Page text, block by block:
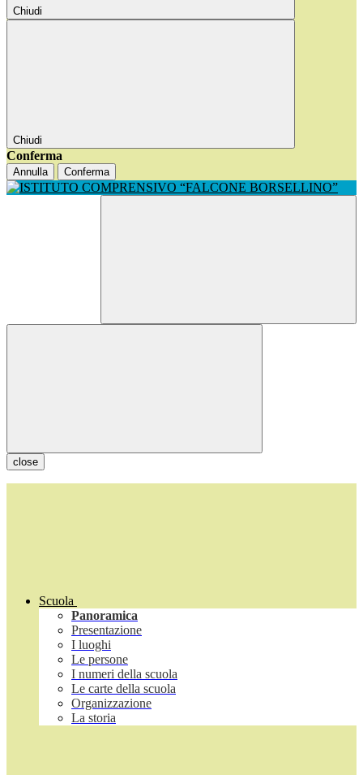
Chiudi
Chiudi
Conferma
Annulla Conferma
close
Scuola
Panoramica
Presentazione
I luoghi
Le persone
I numeri della scuola
Le carte della scuola
Organizzazione
La storia